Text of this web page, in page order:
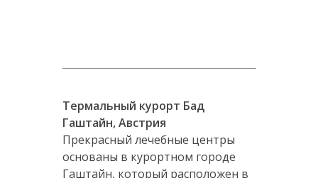
Термальный курорт Бад
Гаштайн, Австрия
Прекрасный лечебные центры
основаны в курортном городе
Гаштайн, который расположен в